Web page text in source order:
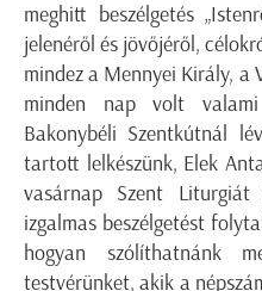
meghitt beszélgetés
jelenéről és jövőjéről,
mindez a Mennyei Király, a
minden nap volt
Bakonybéli Szentkútnál
tartott lelkészünk, Elek
vasárnap Szent
izgalmas beszélgetést
hogyan szólíthatnánk
testvérünket, akik a